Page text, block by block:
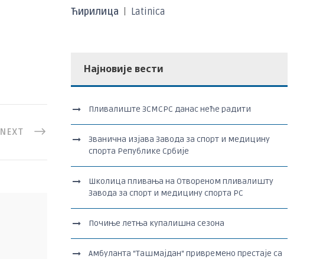
NEXT
Ћирилица Latinica
Најновије вести
Пливалиште ЗСМСРС данас неће радити
Званична изјава Завода за спорт и медицину
спорта Републике Србије
Школица пливања на Отвореном пливалишту
Завода за спорт и медицину спорта РС
Почиње летња купалишна сезона
Амбуланта “Ташмајдан“ привремено престаје са